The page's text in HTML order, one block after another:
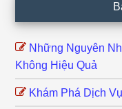
Những Nguyên
Không Hiệu Quả
Khám Phá Dịch